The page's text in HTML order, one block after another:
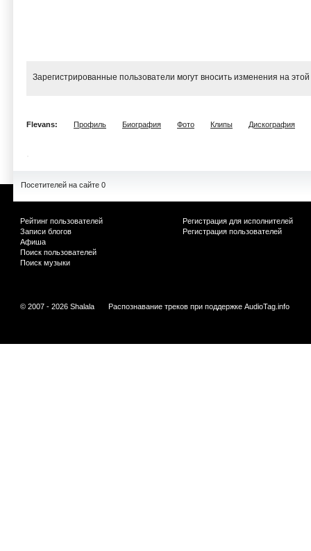
Зарегистрированные пользователи могут вносить изменения на
Flevans: Профиль Биография Фото Клипы Дискография
Посетителей на сайте 0
Рейтинг пользователей
Записи блогов
Афиша
Поиск пользователей
Поиск музыки
Регистрация для исполнителей
Регистрация пользователей
© 2007 - 2026 Shalala Распознавание треков при поддержке AudioTag.info